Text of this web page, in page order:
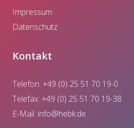
Impressum
Datenschutz
Kontakt
Telefon: +49 (0) 25 51 70 19-0
Telefax: +49 (0) 25 51 70 19-38
E-Mail: info@hebk.de